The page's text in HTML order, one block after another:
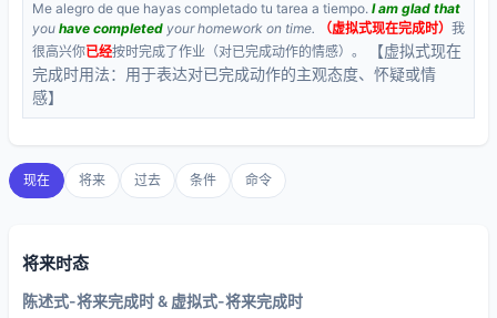
Me alegro de que hayas completado tu tarea a tiempo. I am glad that
you have completed your homework on time. （虚拟式现在完成时） 我
很高兴你已经按时完成了作业（对已完成动作的情感）。
【虚拟式现在
完成时用法：用于表达对已完成动作的主观态度、怀疑或情
感】
现在 将来 过去 条件 命令
将来时态
陈述式-将来完成时 & 虚拟式-将来完成时